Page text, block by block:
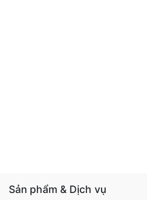
Sản phẩm & Dịch vụ